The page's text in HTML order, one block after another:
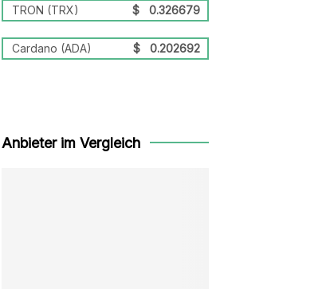
TRON (TRX) $ 0.326679
Cardano (ADA) $ 0.202692
Anbieter im Vergleich